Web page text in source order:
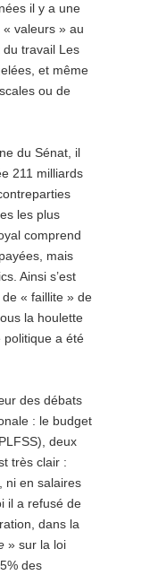
il y a une
valeurs » au
travail Les
et même
ou de
du Sénat, il
211 milliards
les plus
comprend
mais
Ainsi s’est
« faillite » de
la houlette
politique a été
des débats
: le budget
deux
très clair :
ni en salaires
il a refusé de
dans la
» sur la loi
des